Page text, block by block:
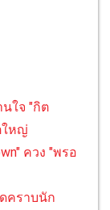
ใจ "กิต
ใหญ่
ควง "พรอ
คราบนัก